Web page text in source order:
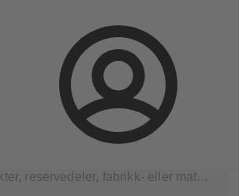
Logg
inn
Retur & reklamasjon Konfigurer
Spesialkjemikalier